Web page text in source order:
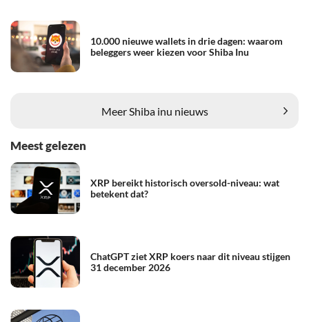
10.000 nieuwe wallets in drie dagen: waarom
beleggers weer kiezen voor Shiba Inu
Meer Shiba inu nieuws
Meest gelezen
XRP bereikt historisch oversold-niveau: wat
betekent dat?
ChatGPT ziet XRP koers naar dit niveau stijgen
31 december 2026